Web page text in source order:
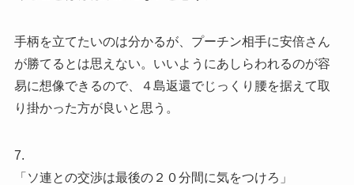
手柄を立てたいのは分かるが、プーチン相手に安倍さん
が勝てるとは思えない。いいようにあしらわれるのが容
易に想像できるので、４島返還でじっくり腰を据えて取
り掛かった方が良いと思う。
7.
「ソ連との交渉は最後の２０分間に気をつけろ」